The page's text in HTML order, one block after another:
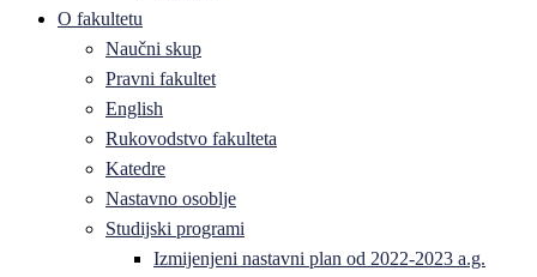
O fakultetu
Naučni skup
Pravni fakultet
English
Rukovodstvo fakulteta
Katedre
Nastavno osoblje
Studijski programi
Izmijenjeni nastavni plan od 2022-2023 a.g.